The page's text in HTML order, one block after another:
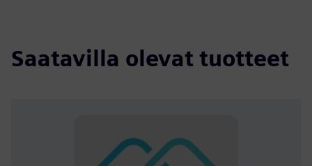
Saatavilla olevat tuotteet